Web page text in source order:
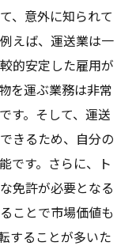
、意外に知られて
えば、運送業は一
的安定した雇用が
を運ぶ業務は非常
す。そして、運送
きるため、自分の
です。さらに、ト
免許が必要となる
ことで市場価値も
することが多いた